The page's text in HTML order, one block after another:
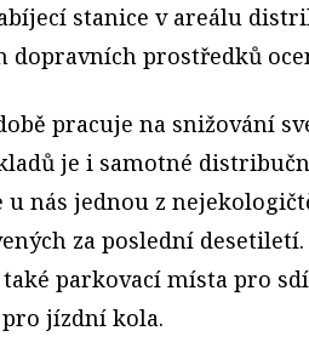
stanice v areálu
prostředků
pracuje na snižování
je i samotné
nás jednou z
za poslední
parkovací místa pro
jízdní kola.